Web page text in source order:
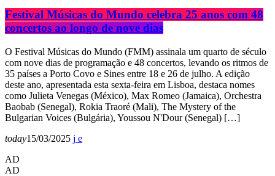
Festival Músicas do Mundo celebra 25 anos com 48
concertos ao longo de nove dias
O Festival Músicas do Mundo (FMM) assinala um quarto de século
com nove dias de programação e 48 concertos, levando os ritmos de
35 países a Porto Covo e Sines entre 18 e 26 de julho. A edição
deste ano, apresentada esta sexta-feira em Lisboa, destaca nomes
como Julieta Venegas (México), Max Romeo (Jamaica), Orchestra
Baobab (Senegal), Rokia Traoré (Mali), The Mystery of the
Bulgarian Voices (Bulgária), Youssou N'Dour (Senegal) […]
today15/03/2025
AD
AD